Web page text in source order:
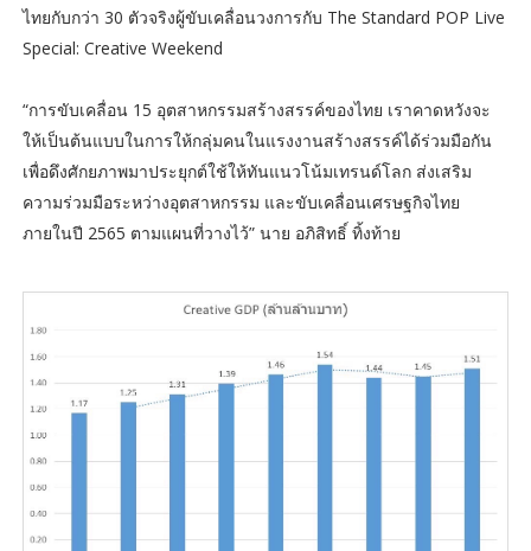
ไทยกับกว่า 30 ตัวจริงผู้ขับเคลื่อนวงการกับ The Standard POP Live
Special: Creative Weekend
“การขับเคลื่อน 15 อุตสาหกรรมสร้างสรรค์ของไทย เราคาดหวังจะ
ให้เป็นต้นแบบในการให้กลุ่มคนในแรงงานสร้างสรรค์ได้ร่วมมือกัน
เพื่อดึงศักยภาพมาประยุกต์ใช้ให้ทันแนวโน้มเทรนด์โลก ส่งเสริม
ความร่วมมือระหว่างอุตสาหกรรม และขับเคลื่อนเศรษฐกิจไทย
ภายในปี 2565 ตามแผนที่วางไว้” นาย อภิสิทธิ์ ทิ้งท้าย